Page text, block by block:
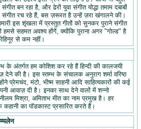
बन रहा है, और ढेरों युवा संगीत योद्धा तमाम दबाबों
संगीत रच रहे हैं, बस ज़रूरत है उन्हें ज़रा खंगालने की।
हमारी इस शृंखला में प्रस्तुत गीतों को सुनकर पुराने संगीत
हमसे सहमत अवश्य होंगें, क्योंकि पुराना अगर "गोल्ड" है
से कम नहीं।
के अंतर्गत हम कोशिश कर रहे हैं हिन्दी की कालजयी
देने की है। इस स्तम्भ के संचालक अनुराग शर्मा वरिष्ठ
प्रेमचंद, मंटो, भीष्म साहनी आदि साहित्यकारों की कई
आवाज़ दी है। इनका साथ देने वालों में शन्नो
मिश्रा, अमिताभ मीत का नाम प्रमुख है। हर
कहानी का पॉडकास्ट प्रसारित करते हैं।